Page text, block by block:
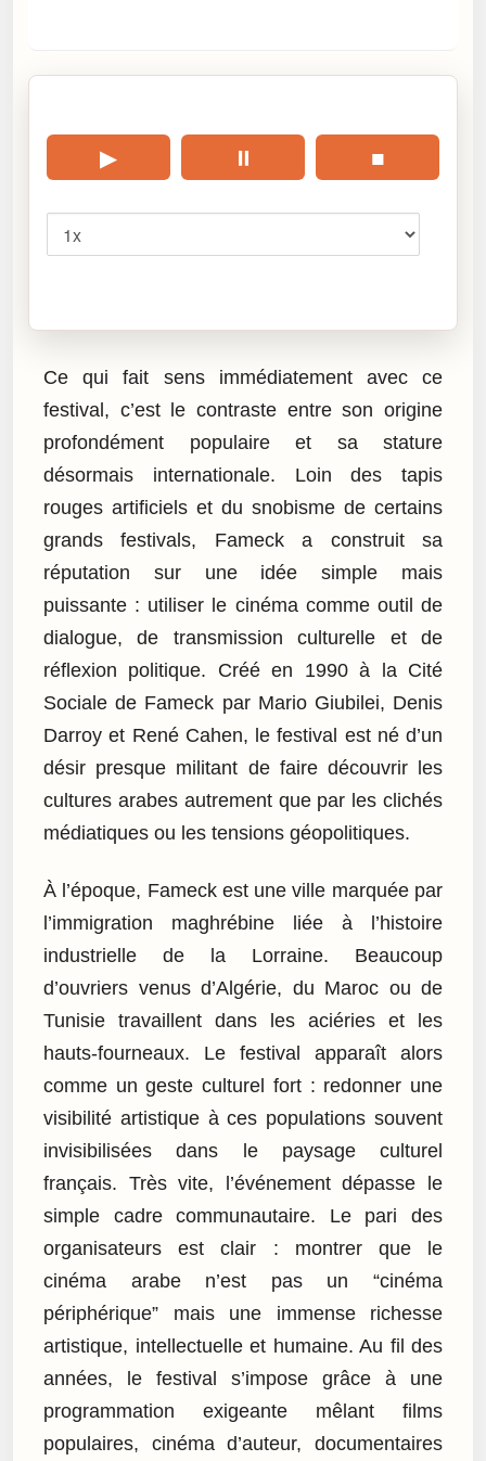
▶ ⏸ ■
Ce qui fait sens immédiatement avec ce
festival, c’est le contraste entre son origine
profondément populaire et sa stature
désormais internationale. Loin des tapis
rouges artificiels et du snobisme de certains
grands festivals, Fameck a construit sa
réputation sur une idée simple mais
puissante : utiliser le cinéma comme outil de
dialogue, de transmission culturelle et de
réflexion politique. Créé en 1990 à la Cité
Sociale de Fameck par Mario Giubilei, Denis
Darroy et René Cahen, le festival est né d’un
désir presque militant de faire découvrir les
cultures arabes autrement que par les clichés
médiatiques ou les tensions géopolitiques.
À l’époque, Fameck est une ville marquée par
l’immigration maghrébine liée à l’histoire
industrielle de la Lorraine. Beaucoup
d’ouvriers venus d’Algérie, du Maroc ou de
Tunisie travaillent dans les aciéries et les
hauts-fourneaux. Le festival apparaît alors
comme un geste culturel fort : redonner une
visibilité artistique à ces populations souvent
invisibilisées dans le paysage culturel
français. Très vite, l’événement dépasse le
simple cadre communautaire. Le pari des
organisateurs est clair : montrer que le
cinéma arabe n’est pas un “cinéma
périphérique” mais une immense richesse
artistique, intellectuelle et humaine. Au fil des
années, le festival s’impose grâce à une
programmation exigeante mêlant films
populaires, cinéma d’auteur, documentaires